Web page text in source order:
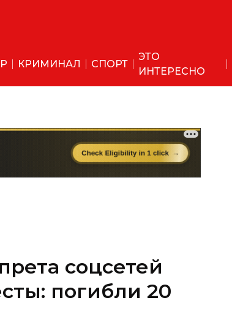
КРИМИНАЛ СПОРТ
ЭТО
ИНТЕРЕСНО
соцсетей
погибли 20